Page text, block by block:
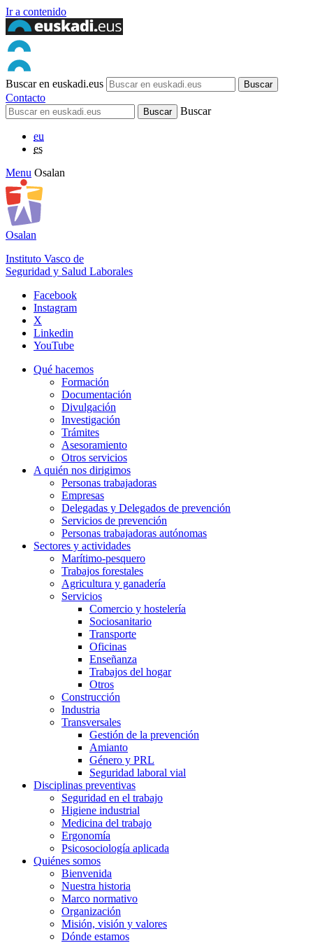
Ir a contenido
Buscar en euskadi.eus
Contacto
Buscar
eu
es
Menu Osalan
Osalan
Instituto Vasco de
Seguridad y Salud Laborales
Facebook
Instagram
X
Linkedin
YouTube
Qué hacemos
Formación
Documentación
Divulgación
Investigación
Trámites
Asesoramiento
Otros servicios
A quién nos dirigimos
Personas trabajadoras
Empresas
Delegadas y Delegados de prevención
Servicios de prevención
Personas trabajadoras autónomas
Sectores y actividades
Marítimo-pesquero
Trabajos forestales
Agricultura y ganadería
Servicios
Comercio y hostelería
Sociosanitario
Transporte
Oficinas
Enseñanza
Trabajos del hogar
Otros
Construcción
Industria
Transversales
Gestión de la prevención
Amianto
Género y PRL
Seguridad laboral vial
Disciplinas preventivas
Seguridad en el trabajo
Higiene industrial
Medicina del trabajo
Ergonomía
Psicosociología aplicada
Quiénes somos
Bienvenida
Nuestra historia
Marco normativo
Organización
Misión, visión y valores
Dónde estamos